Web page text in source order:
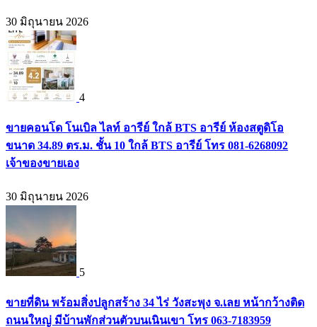
30 มิถุนายน 2026
4
ขายคอนโด โนเบิล ไลท์ อารีย์ ใกล้ BTS อารีย์ ห้องสตูดิโอ
ขนาด 34.89 ตร.ม. ชั้น 10 ใกล้ BTS อารีย์ โทร 081-6268092
เจ้าของขายเอง
30 มิถุนายน 2026
5
ขายที่ดิน พร้อมสิ่งปลูกสร้าง 34 ไร่ วังสะพุง จ.เลย หน้ากว้างติด
ถนนใหญ่ มีบ้านพักส่วนตัวบนเนินเขา โทร 063-7183959